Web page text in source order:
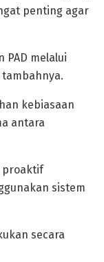
penting agar
PAD melalui
kebiasaan
antara
proaktif
sistem
secara